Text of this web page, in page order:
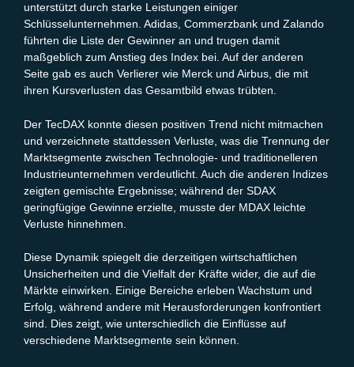
unterstützt durch starke Leistungen einiger
Schlüsselunternehmen. Adidas, Commerzbank und Zalando
führten die Liste der Gewinner an und trugen damit
maßgeblich zum Anstieg des Index bei. Auf der anderen
Seite gab es auch Verlierer wie Merck und Airbus, die mit
ihren Kursverlusten das Gesamtbild etwas trübten.
Der TecDAX konnte diesen positiven Trend nicht mitmachen
und verzeichnete stattdessen Verluste, was die Trennung der
Marktsegmente zwischen Technologie- und traditionelleren
Industrieunternehmen verdeutlicht. Auch die anderen Indizes
zeigten gemischte Ergebnisse; während der SDAX
geringfügige Gewinne erzielte, musste der MDAX leichte
Verluste hinnehmen.
Diese Dynamik spiegelt die derzeitigen wirtschaftlichen
Unsicherheiten und die Vielfalt der Kräfte wider, die auf die
Märkte einwirken. Einige Bereiche erleben Wachstum und
Erfolg, während andere mit Herausforderungen konfrontiert
sind. Dies zeigt, wie unterschiedlich die Einflüsse auf
verschiedene Marktsegmente sein können.